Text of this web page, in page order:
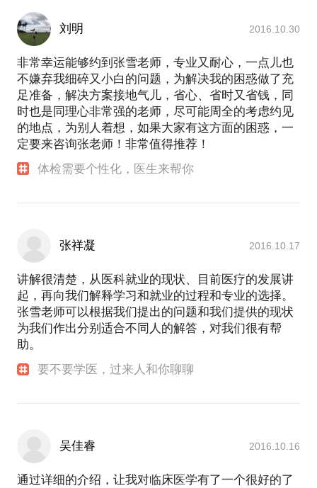
刘明 2016.10.30
非常幸运能够约到张雪老师，专业又耐心，一点儿也
不嫌弃我细碎又小白的问题，为解决我的困惑做了充
足准备，解决方案接地气儿，省心、省时又省钱，同
时也是同理心非常强的老师，尽可能周全的考虑约见
的地点，为别人着想，如果大家有这方面的困惑，一
定要来咨询张老师！非常值得推荐！
体检需要个性化，医生来帮你
张祥凝 2016.10.17
讲解很清楚，从医科就业的现状、目前医疗的发展讲
起，再向我们解释学习和就业的过程和专业的选择。
张雪老师可以根据我们提出的问题和我们提供的现状
为我们作出分别适合不同人的解答，对我们很有帮
助。
要不要学医，过来人和你聊聊
吴佳睿 2016.10.16
通过详细的介绍，让我对临床医学有了一个很好的了